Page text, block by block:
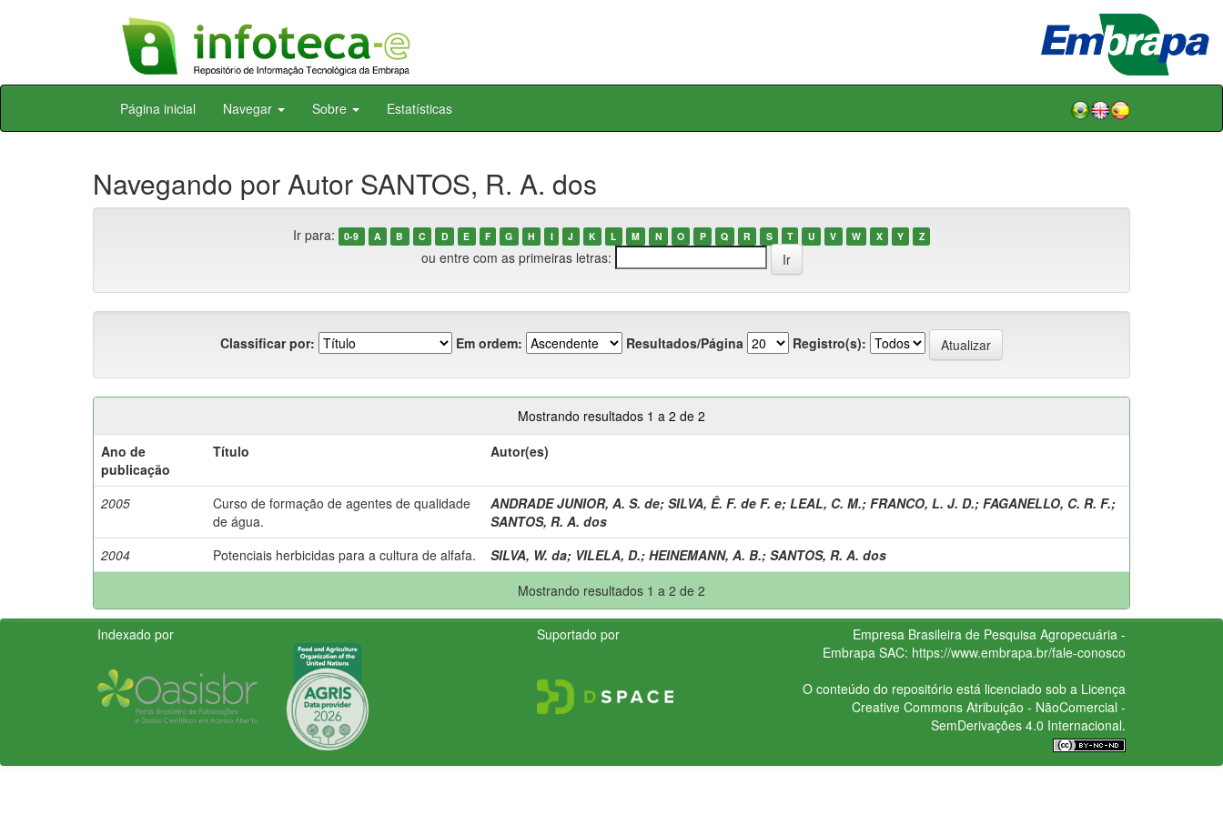
Skip
Página inicial Navegar Sobre Estatísticas
Navegando por Autor SANTOS, R. A. dos
Ir para: 0-9 A B C D E F G H I J K L M N O P Q R S T U V W X Y Z
ou entre com as primeiras letras:
Classificar por: Em ordem: Resultados/Página Registro(s):
Mostrando resultados 1 a 2 de 2
Ano de
publicação
Título Autor(es)
2005
Curso de formação de agentes de qualidade
de água.
ANDRADE JUNIOR, A. S. de; SILVA, Ê. F. de F. e; LEAL, C. M.; FRANCO, L. J. D.; FAGANELLO, C. R. F.;
SANTOS, R. A. dos
2004
Potenciais herbicidas para a cultura de alfafa. SILVA, W. da; VILELA, D.; HEINEMANN, A. B.; SANTOS, R. A. dos
Mostrando resultados 1 a 2 de 2
Indexado por Suportado por
Empresa Brasileira de Pesquisa Agropecuária -
Embrapa SAC: https://www.embrapa.br/fale-conosco
O conteúdo do repositório está licenciado sob a Licença
Creative CommonsAtribuição - NãoComercial -
SemDerivações 4.0 Internacional.